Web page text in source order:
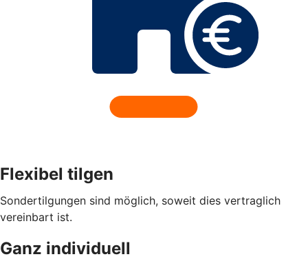
Flexibel tilgen
Sondertilgungen sind möglich, soweit dies vertraglich
vereinbart ist.
Ganz individuell